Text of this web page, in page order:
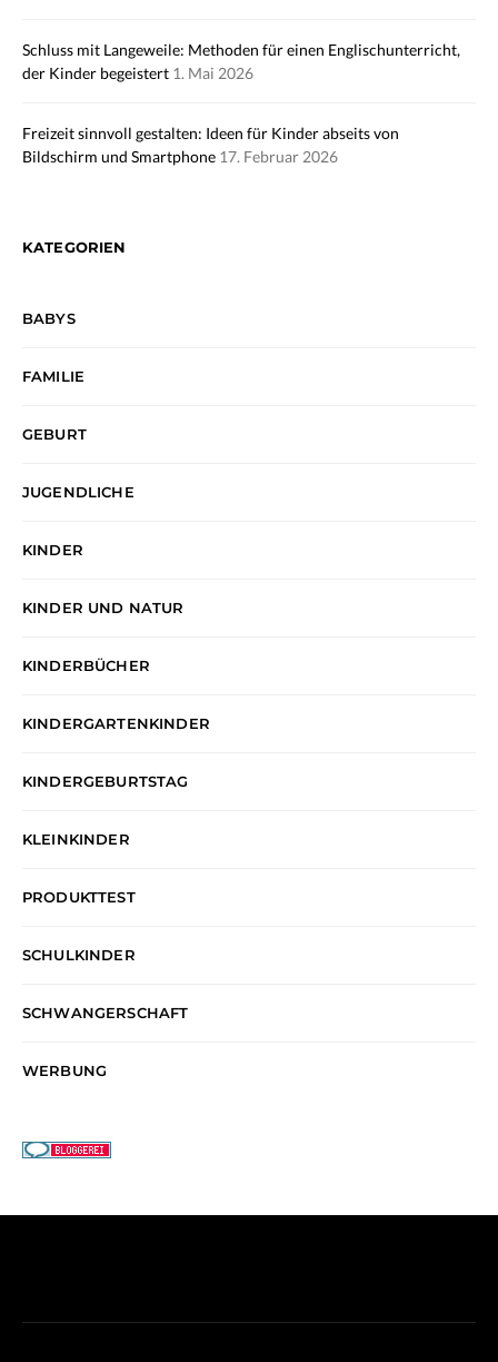
Schluss mit Langeweile: Methoden für einen Englischunterricht,
der Kinder begeistert 1. Mai 2026
Freizeit sinnvoll gestalten: Ideen für Kinder abseits von
Bildschirm und Smartphone 17. Februar 2026
KATEGORIEN
BABYS
FAMILIE
GEBURT
JUGENDLICHE
KINDER
KINDER UND NATUR
KINDERBÜCHER
KINDERGARTENKINDER
KINDERGEBURTSTAG
KLEINKINDER
PRODUKTTEST
SCHULKINDER
SCHWANGERSCHAFT
WERBUNG